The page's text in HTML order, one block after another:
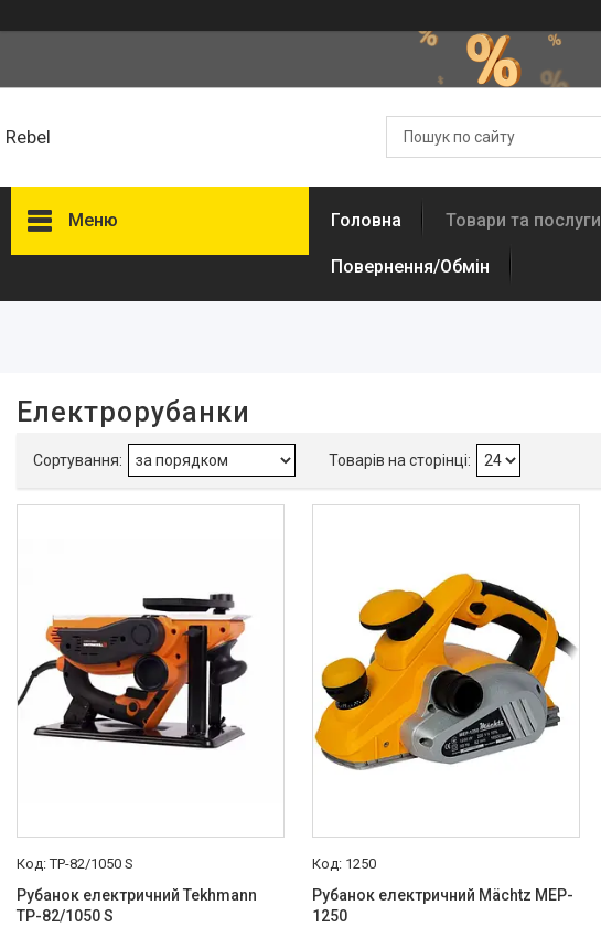
Rebel
Меню
В наявності 14
Акція
Головна Товари та послуги
Повернення/Обмін
Електрорубанки
TP-82/1050 S
Рубанок електричний Tekhmann
TP-82/1050 S
1250
Рубанок електричний Mächtz MEP-
1250